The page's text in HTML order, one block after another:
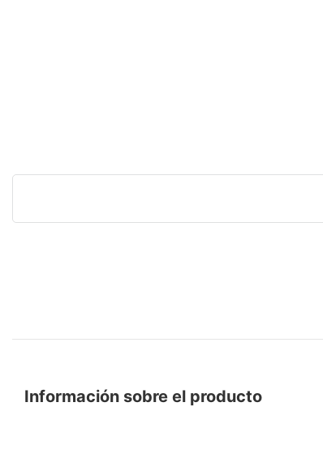
Información sobre el producto